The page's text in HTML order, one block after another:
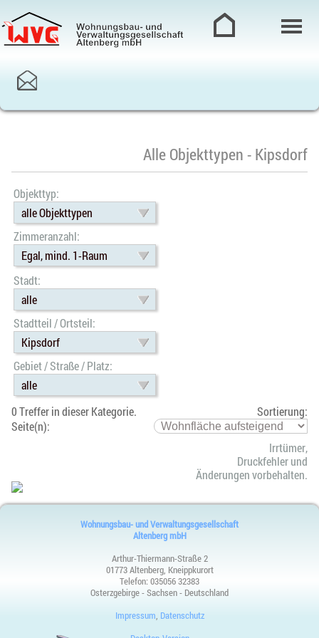
Alle Objekttypen - Kipsdorf
Objekttyp:
alle Objekttypen
Zimmeranzahl:
Egal, mind. 1-Raum
Stadt:
alle
Stadtteil / Ortsteil:
Kipsdorf
Gebiet / Straße / Platz:
alle
Sortierung:
0 Treffer in dieser Kategorie.
Seite(n):
Irrtümer,
Druckfehler und
Änderungen vorbehalten.
Wohnungsbau- und Verwaltungsgesellschaft
Altenberg mbH
Arthur-Thiermann-Straße 2
01773 Altenberg, Kneippkurort
Telefon: 035056 32383
Osterzgebirge - Sachsen - Deutschland
Impressum Datenschutz